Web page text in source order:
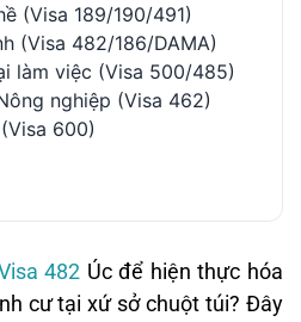
(Visa 189/190/491)
(Visa 482/186/DAMA)
làm việc (Visa 500/485)
nghiệp (Visa 462)
600)
482 Úc để hiện thực hóa
cư tại xứ sở chuột túi? Đây